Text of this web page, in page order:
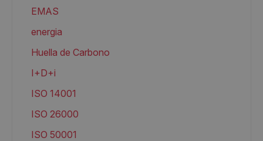
EMAS
energia
Huella de Carbono
I+D+i
ISO 14001
ISO 26000
ISO 50001